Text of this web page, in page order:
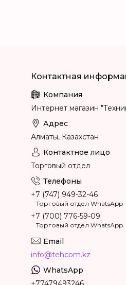
Интернет магазин
Алматы, Казахстан
Торговый отдел
+7 (747) 949-32-46
Торговый отдел WhatsApp
+7 (700) 776-59-09
Торговый отдел WhatsApp
info@tehcom.kz